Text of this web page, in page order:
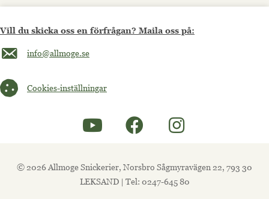
Vill du skicka oss en förfrågan? Maila oss på:
Maila oss på info@allmoge.se
info@allmoge.se
Cookies-inställningar
Cookies-inställningar
© 2026 Allmoge Snickerier, Norsbro Sågmyravägen 22, 793 30
LEKSAND | Tel: 0247-645 80